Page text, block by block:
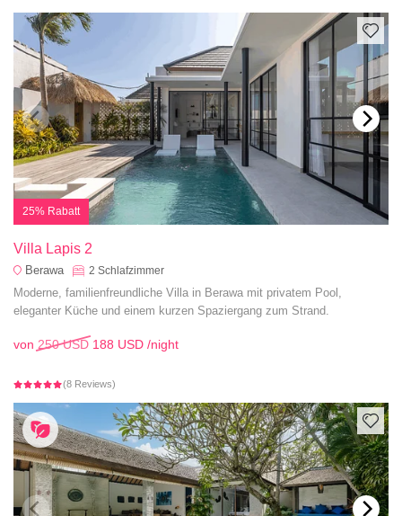
25% Rabatt
Villa Lapis 2
Berawa 2 Schlafzimmer
Moderne, familienfreundliche Villa in Berawa mit privatem Pool,
eleganter Küche und einem kurzen Spaziergang zum Strand.
von 250 USD 188 USD /night
(8 Reviews)